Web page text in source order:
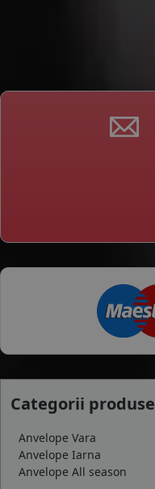
Categorii produse
Anvelope Vara
Anvelope Iarna
Anvelope All season